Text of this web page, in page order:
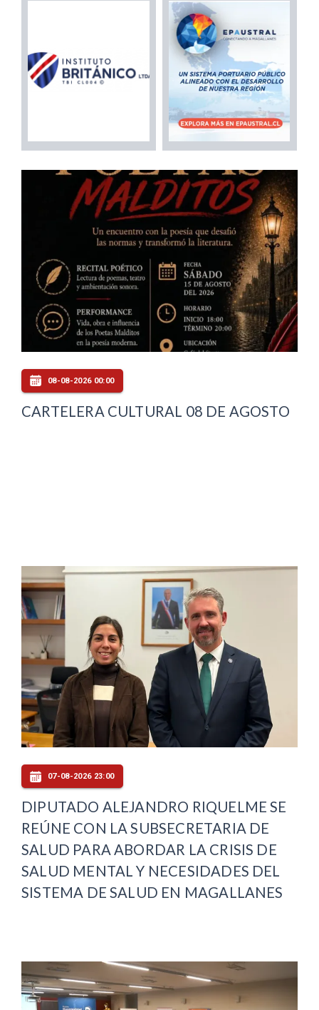
08-08-2026 00:00
CARTELERA CULTURAL 08 DE AGOSTO
07-08-2026 23:00
DIPUTADO ALEJANDRO RIQUELME SE
REÚNE CON LA SUBSECRETARIA DE
SALUD PARA ABORDAR LA CRISIS DE
SALUD MENTAL Y NECESIDADES DEL
SISTEMA DE SALUD EN MAGALLANES